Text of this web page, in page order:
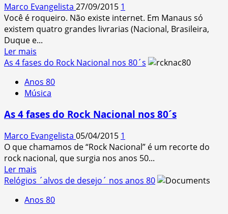
1980,
eu
lembro.
(a
morte
do
John
Lennon)
Marco Evangelista 27/09/2015 1
Você é roqueiro. Não existe internet. Em Manaus só
existem quatro grandes livrarias (Nacional, Brasileira,
Duque e...
Ler mais
more
Os
pôsters
Somtrês
As 4 fases do Rock Nacional nos 80´s
Anos 80
Música
As 4 fases do Rock Nacional nos 80´s
Marco Evangelista 05/04/2015 1
O que chamamos de “Rock Nacional” é um recorte do
rock nacional, que surgia nos anos 50...
Ler mais
more
As
Relógios ´alvos de desejo´ nos anos 80
Anos 80